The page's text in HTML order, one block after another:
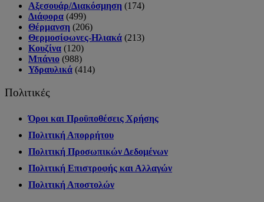
Αξεσουάρ/Διακόσμηση (174)
Διάφορα (499)
Θέρμανση (206)
Θερμοσίφωνες-Ηλιακά (213)
Κουζίνα (120)
Μπάνιο (988)
Υδραυλικά (414)
Πολιτικές
Όροι και Προϋποθέσεις Χρήσης
Πολιτική Απορρήτου
Πολιτική Προσωπικών Δεδομένων
Πολιτική Επιστροφής και Αλλαγών
Πολιτική Αποστολών